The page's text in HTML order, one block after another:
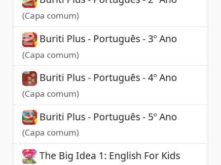
(Capa comum)
Buriti Plus - Português - 3º Ano
(Capa comum)
Buriti Plus - Português - 4º Ano
(Capa comum)
Buriti Plus - Português - 5º Ano
(Capa comum)
The Big Idea 1: English For Kids